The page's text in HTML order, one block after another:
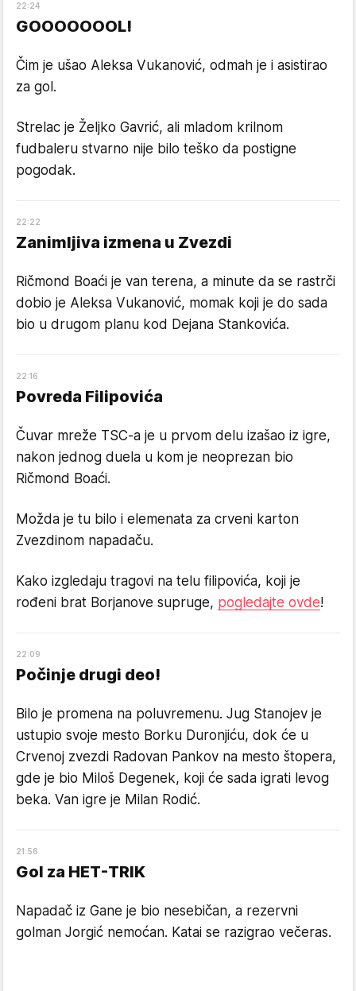
22:24
GOOOOOOOL!
Čim je ušao Aleksa Vukanović, odmah je i asistirao
za gol.
Strelac je Željko Gavrić, ali mladom krilnom
fudbaleru stvarno nije bilo teško da postigne
pogodak.
22:22
Zanimljiva izmena u Zvezdi
Ričmond Boaći je van terena, a minute da se rastrči
dobio je Aleksa Vukanović, momak koji je do sada
bio u drugom planu kod Dejana Stankovića.
22:16
Povreda Filipovića
Čuvar mreže TSC-a je u prvom delu izašao iz igre,
nakon jednog duela u kom je neoprezan bio
Ričmond Boaći.
Možda je tu bilo i elemenata za crveni karton
Zvezdinom napadaču.
Kako izgledaju tragovi na telu filipovića, koji je
rođeni brat Borjanove supruge, pogledajte ovde!
22:09
Počinje drugi deo!
Bilo je promena na poluvremenu. Jug Stanojev je
ustupio svoje mesto Borku Duronjiću, dok će u
Crvenoj zvezdi Radovan Pankov na mesto štopera,
gde je bio Miloš Degenek, koji će sada igrati levog
beka. Van igre je Milan Rodić.
21:56
Gol za HET-TRIK
Napadač iz Gane je bio nesebičan, a rezervni
golman Jorgić nemoćan. Katai se razigrao večeras.